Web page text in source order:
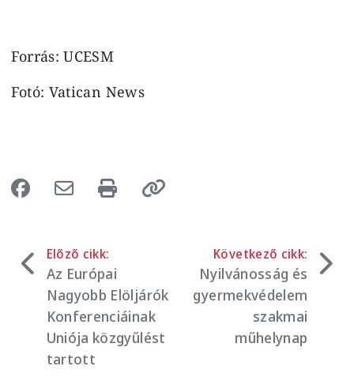
Forrás: UCESM
Fotó: Vatican News
Előző cikk:
Az Európai
Nagyobb Elöljárók
Konferenciáinak
Uniója közgyűlést
tartott
Következő cikk:
Nyilvánosság és
gyermekvédelem
szakmai
műhelynap